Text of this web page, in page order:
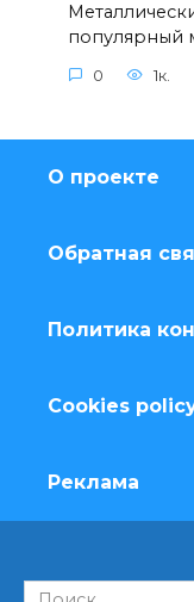
популярный
0 1к.
О проекте
Обратная
Политика
Cookies
Реклама
Search